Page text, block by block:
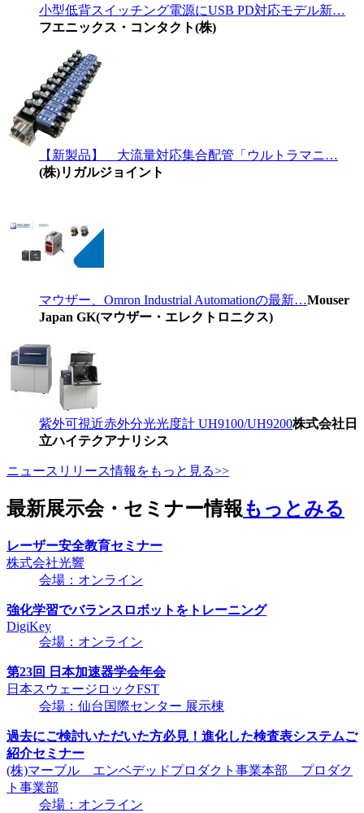
小型低背スイッチング電源にUSB PD対応モデル新…
フエニックス・コンタクト(株)
【新製品】 大流量対応集合配管「ウルトラマニ…
(株)リガルジョイント
マウザー、Omron Industrial Automationの最新…Mouser
Japan GK(マウザー・エレクトロニクス)
紫外可視近赤外分光光度計 UH9100/UH9200株式会社日
立ハイテクアナリシス
ニュースリリース情報をもっと見る>>
最新展示会・セミナー情報もっとみる
レーザー安全教育セミナー
株式会社光響
会場：オンライン
強化学習でバランスロボットをトレーニング
DigiKey
会場：オンライン
第23回 日本加速器学会年会
日本スウェージロックFST
会場：仙台国際センター 展示棟
過去にご検討いただいた方必見！進化した検査表システムご
紹介セミナー
(株)マーブル エンベデッドプロダクト事業本部 プロダク
ト事業部
会場：オンライン